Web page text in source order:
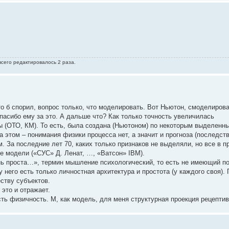
редактировалось 2 раза.
спорил, вопрос только, что моделировать. Вот Ньютон,
ему за это. А дальше что? Как только точность увеличилась
КМ). То есть, была создана (Ньютоном) по некоторым
– понимания физики процесса нет, а значит и прогноза
За последние лет 70, каких только признаков не выделяли, но все в
модели («СУС» Д. Ленат, …, «Ватсон» IBM).
проста…», термин мышление психологический, то есть не имеющий
есть только личностная архитектура и простота (у каждого своя).
субъектов.
и отражает.
физичность. М, как модель, для меня структурная проекция